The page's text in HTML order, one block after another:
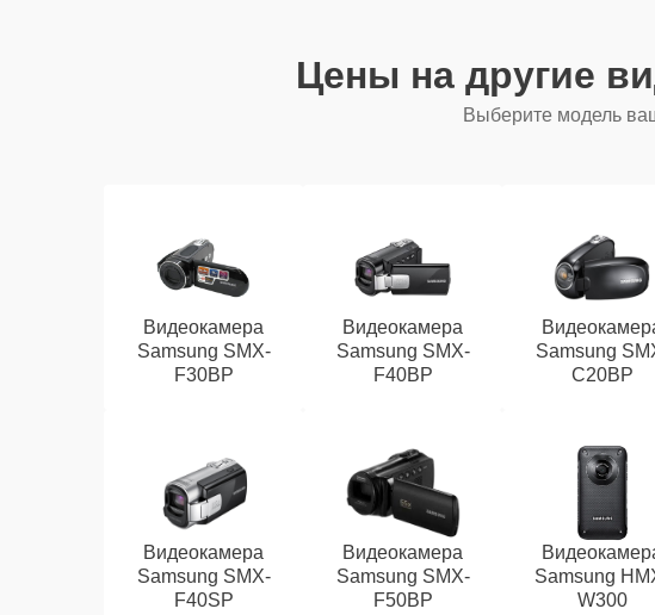
Цены на другие
Выберите модель
Видеокамера
Samsung SMX-
F30BP
Видеокамера
Samsung SMX-
F40BP
Samsung
C20BP
Видеокамера
Samsung SMX-
F40SP
Видеокамера
Samsung SMX-
F50BP
Samsung
W300